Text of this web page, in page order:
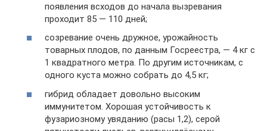
появления всходов до начала вызревания
проходит 85 — 110 дней;
созревание очень дружное, урожайность
товарных плодов, по данным Госреестра, — 4 кг с
1 квадратного метра. По другим источникам, с
одного куста можно собрать до 4,5 кг;
гибрид обладает довольно высоким
иммунитетом. Хорошая устойчивость к
фузариозному увяданию (расы 1,2), серой